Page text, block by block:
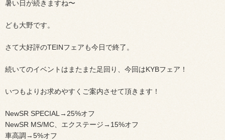
暑い日が続きますね〜
ども大野です。
さて大好評のTEINフェアも今日で終了。
続いてのイベントはまたまた足回り、今回はKYBフェア！
いつもよりお求めやすくご案内させて頂きます！
NewSR SPECIAL→25%オフ
NewSR MS/MC、エクステージ→15%オフ
車高調→5%オフ